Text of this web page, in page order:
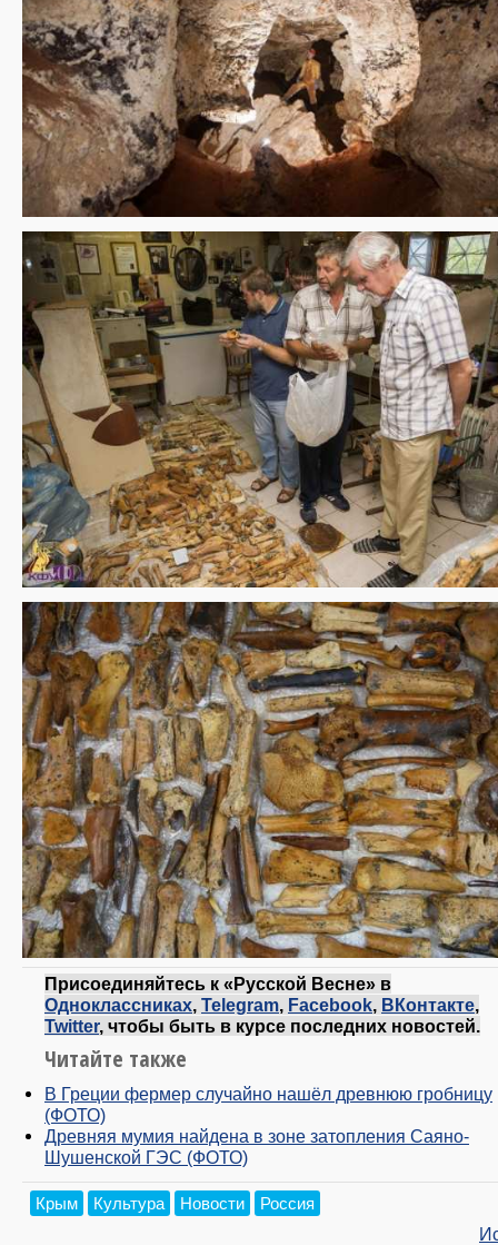
Присоединяйтесь к «Русской Весне» в
Одноклассниках, Telegram, Facebook, ВКонтакте,
Twitter, чтобы быть в курсе последних новостей.
Читайте также
В Греции фермер случайно нашёл древнюю гробницу
(ФОТО)
Древняя мумия найдена в зоне затопления Саяно-
Шушенской ГЭС (ФОТО)
Крым Культура Новости Россия